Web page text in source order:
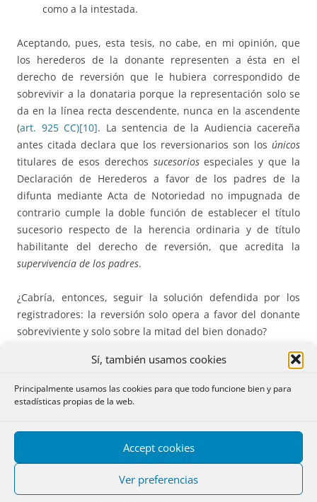
Sí, también usamos cookies
Principalmente usamos las cookies para que todo funcione bien y para
estadísticas propias de la web.
Accept cookies
Ver preferencias
como a la intestada.
Aceptando, pues, esta tesis, no cabe, en mi opinión, que
los herederos de la donante representen a ésta en el
derecho de reversión que le hubiera correspondido de
sobrevivir a la donataria porque la representación solo se
da en la línea recta descendente, nunca en la ascendente
(art. 925 CC)[10]. La sentencia de la Audiencia cacereña
antes citada declara que los reversionarios son los únicos
titulares de esos derechos sucesoriosespeciales y que la
Declaración de Herederos a favor de los padres de la
difunta mediante Acta de Notoriedad no impugnada de
contrario cumple la doble función de establecer el título
sucesorio respecto de la herencia ordinaria y de título
habilitante del derecho de reversión, que acredita la
supervivencia de los padres.
¿Cabría, entonces, seguir la solución defendida por los
registradores: la reversión solo opera a favor del donante
sobreviviente y solo sobre la mitad del bien donado?
En mi opinión no. Debería prosperar la tesis del notario
recurrente: revierte la nuda propiedad de la totalidad del
bien donado y a favor del único donante sobreviviente.
sucesión mortis causa y si es así, y tratándose de un
llamamiento por ministerio de la ley resulta acertada, a mi
juicio, su argumentación de que el régimen supletorio
aplicable es el de los artículos922